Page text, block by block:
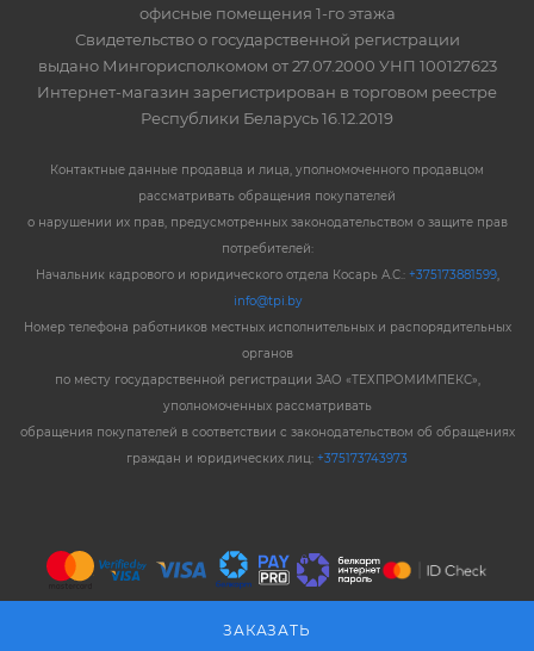
ЗАКАЗАТЬ
офисные помещения 1-го этажа
Свидетельство о государственной регистрации
выдано Мингорисполкомом от 27.07.2000 УНП 100127623
Интернет-магазин зарегистрирован в торговом реестре
Республики Беларусь 16.12.2019
Контактные данные продавца и лица, уполномоченного продавцом
рассматривать обращения покупателей
о нарушении их прав, предусмотренных законодательством о защите прав
потребителей:
Начальник кадрового и юридического отдела Косарь А.С.: +375173881599,
info@tpi.by
Номер телефона работников местных исполнительных и распорядительных
органов
по месту государственной регистрации ЗАО «ТЕХПРОМИМПЕКС»,
уполномоченных рассматривать
обращения покупателей в соответствии с законодательством об обращениях
граждан и юридических лиц: +375173743973